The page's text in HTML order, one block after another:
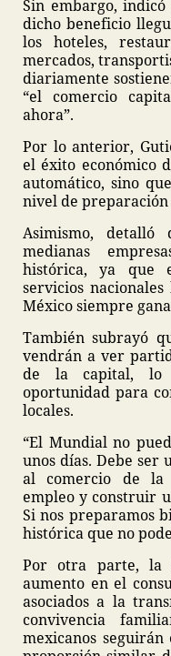
Sin embargo,
dicho beneficio
los hoteles,
mercados,
diariamente
“el comercio
ahora”.
Por lo anterior,
el éxito económico
automático, sino
nivel de
Asimismo,
medianas
histórica, ya que
servicios
México siempre
También subrayó
vendrán a ver
de la capital, lo
oportunidad para
locales.
“El Mundial no
unos días. Debe
al comercio de la
empleo y construir
Si nos preparamos
histórica que no
Por otra parte, la
aumento en el
asociados a la
convivencia
mexicanos